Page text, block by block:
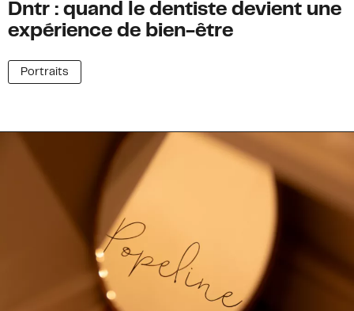
Dntr : quand le dentiste devient une
expérience de bien-être
Portraits